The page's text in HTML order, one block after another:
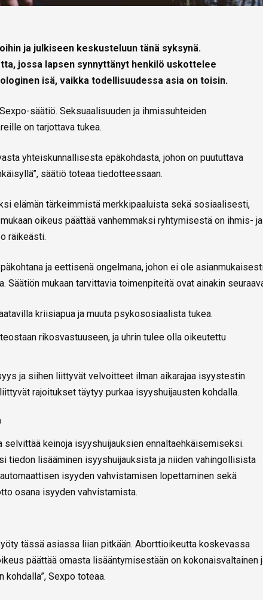
ja julkiseen keskusteluun tänä syksynä.
jossa lapsen synnyttänyt henkilö uskottelee
isä, vaikka todellisuudessa asia on toisin.
säätiö. Seksuaalisuuden ja ihmissuhteiden
on tarjottava tukea.
yhteiskunnallisesta epäkohdasta, johon on puututtava
säätiö toteaa tiedotteessaan.
elämän tärkeimmistä merkkipaaluista sekä sosiaalisesti,
oikeus päättää vanhemmaksi ryhtymisestä on ihmis- ja
räikeästi.
ja eettisenä ongelmana, johon ei ole
Säätiön mukaan tarvittavia toimenpiteitä ovat ainakin
kriisiapua ja muuta psykososiaalista tukea.
rikosvastuuseen, ja uhrin tulee olla oikeutettu
ja siihen liittyvät velvoitteet ilman aikarajaa isyystestin
rajoitukset täytyy purkaa isyyshuijausten kohdalla.
keinoja isyyshuijauksien ennaltaehkäisemiseksi.
tiedon lisääminen isyyshuijauksista ja niiden vahingollisista
isyyden vahvistamisen lopettaminen sekä
osana isyyden vahvistamista.
tässä asiassa liian pitkään. Aborttioikeutta koskevassa
päättää omasta lisääntymisestään on kokonaisvaltainen
Sexpo toteaa.